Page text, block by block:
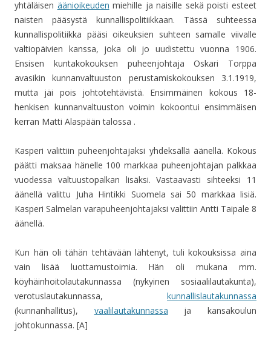
yhtäläisen äänioikeuden miehille ja naisille sekä poisti esteet
naisten pääsystä kunnallispolitiikkaan. Tässä suhteessa
kunnallispolitiikka pääsi oikeuksien suhteen samalle viivalle
valtiopäivien kanssa, joka oli jo uudistettu vuonna 1906.
Ensisen kuntakokouksen puheenjohtaja Oskari Torppa
avasikin kunnanvaltuuston perustamiskokouksen 3.1.1919,
mutta jäi pois johtotehtävistä. Ensimmäinen kokous 18-
henkisen kunnanvaltuuston voimin kokoontui ensimmäisen
kerran Matti Alaspään talossa .
Kasperi valittiin puheenjohtajaksi yhdeksällä äänellä. Kokous
päätti maksaa hänelle 100 markkaa puheenjohtajan palkkaa
vuodessa valtuustopalkan lisäksi. Vastaavasti sihteeksi 11
äänellä valittu Juha Hintikki Suomela sai 50 markkaa lisiä.
Kasperi Salmelan varapuheenjohtajaksi valittiin Antti Taipale 8
äänellä.
Kun hän oli tähän tehtävään lähtenyt, tuli kokouksissa aina
vain lisää luottamustoimia. Hän oli mukana mm.
köyhäinhoitolautakunnassa (nykyinen sosiaalilautakunta),
verotuslautakunnassa, kunnallislautakunnassa
(kunnanhallitus), vaalilautakunnassa ja kansakoulun
johtokunnassa. [A]